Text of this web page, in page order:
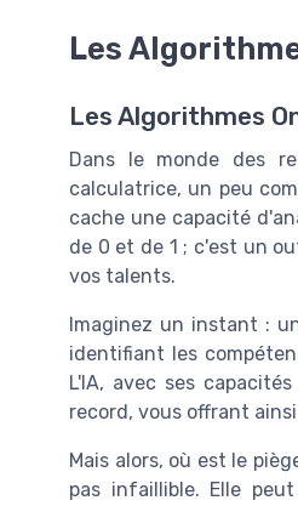
Les
Les Algorithmes
Dans le monde des
calculatrice, un peu
cache une capacité
de 0 et de 1 ; c'est un
vos talents.
Imaginez un instant :
identifiant les
L'IA, avec ses
record, vous offrant
Mais alors, où est le
pas infaillible. Elle